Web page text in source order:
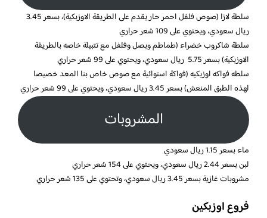
سلطة لازا (صوص فلفل احمر حار يقدم على الطريقة الاوزبكية)، بسعر 3.45
ريال سعودي، ويحتوي على 109 سُعر حراري
سلطة شاكروب خضراء (طماطم وبصل وفلفل مع تتبيلة خاصه بالطريقة
الاوزبكية) بسعر 5.75 ريال سعودي، ويحتوي على 99 سُعر حراري
سلطه فواكه اوزبكيه (فواكة استوائية مع صوص خاص بنا المعد خصيصا
لهذه الطبق المنعش) بسعر 3.45 ريال سعودي، ويحتوي على 99 سُعر حراري
المشروبات
ماء بسعر 1.15 ريال سعودي
لبن بسعر 2.44 ريال سعودي، ويحتوي على 154 سُعر حراري
مشروبات غازية بسعر 3.45 ريال سعودي، وتحتوي على 135 سُعر حراري
فروع اوزبكين